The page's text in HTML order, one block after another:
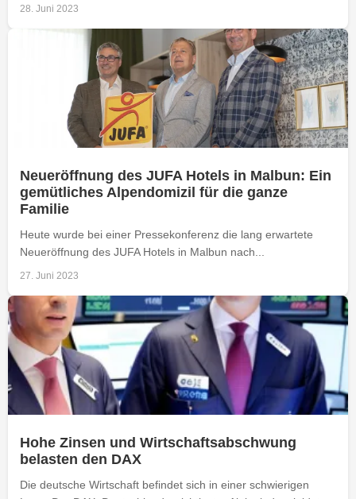
28. Juni 2023
Neueröffnung des JUFA Hotels in Malbun: Ein
gemütliches Alpendomizil für die ganze
Familie
Heute wurde bei einer Pressekonferenz die lang erwartete
Neueröffnung des JUFA Hotels in Malbun nach...
27. Juni 2023
Hohe Zinsen und Wirtschaftsabschwung
belasten den DAX
Die deutsche Wirtschaft befindet sich in einer schwierigen